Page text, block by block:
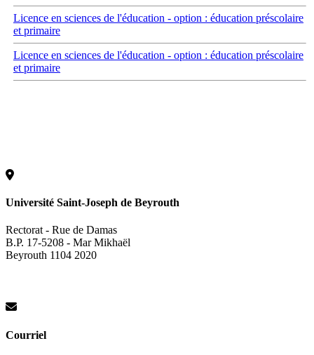
Licence en sciences de l'éducation - option : éducation préscolaire
et primaire
Licence en sciences de l'éducation - option : éducation préscolaire
et primaire
Université Saint-Joseph de Beyrouth
Rectorat - Rue de Damas
B.P. 17-5208 - Mar Mikhaël
Beyrouth 1104 2020
Courriel